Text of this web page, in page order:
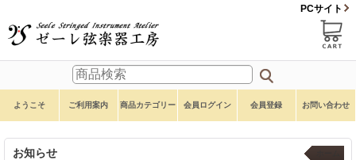
PCサイト
ようこそ ご利用案内 商品カテゴリー 会員ログイン 会員登録 お問い合わせ
お知らせ